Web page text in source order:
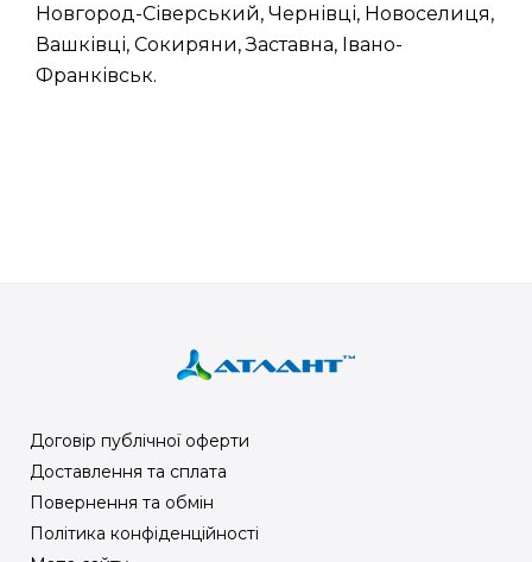
Новгород-Сіверський, Чернівці, Новоселиця,
Вашківці, Сокиряни, Заставна, Івано-
Франківськ.
Договір публічної оферти
Доставлення та сплата
Повернення та обмін
Політика конфіденційності